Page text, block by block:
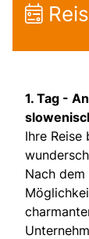
1. Tag -
Ihre
Nach dem